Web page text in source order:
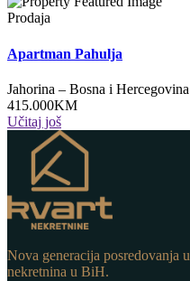
Prodaja
Apartman Pahulja
Jahorina – Bosna i Hercegovina
415.000KM
Učitaj još
Nova generacija
nekretnina u BiH.